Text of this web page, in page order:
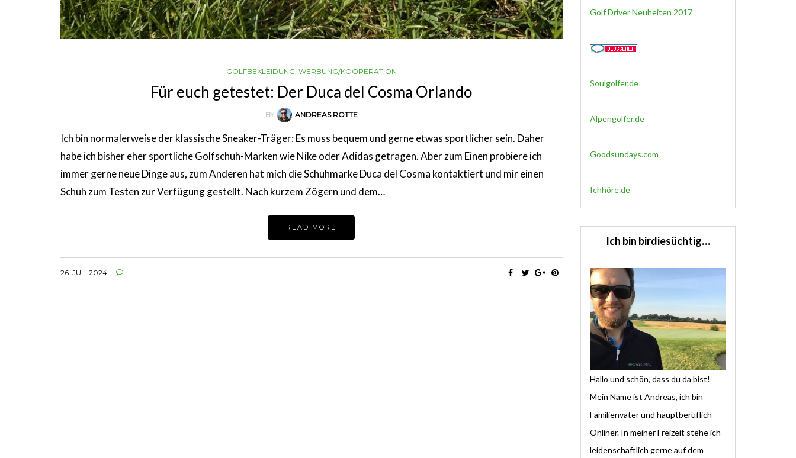
GOLFBEKLEIDUNG WERBUNG/KOOPERATION
Für euch getestet: Der Duca del Cosma Orlando
BY ANDREAS ROTTE
Ich bin normalerweise der klassische Sneaker-Träger: Es muss bequem und gerne etwas sportlicher sein. Daher
habe ich bisher eher sportliche Golfschuh-Marken wie Nike oder Adidas getragen. Aber zum Einen probiere ich
immer gerne neue Dinge aus, zum Anderen hat mich die Schuhmarke Duca del Cosma kontaktiert und mir einen
Schuh zum Testen zur Verfügung gestellt. Nach kurzem Zögern und dem…
READ MORE
26. JULI 2024
Golf Driver Neuheiten 2017
Soulgolfer.de
Alpengolfer.de
Goodsundays.com
Ichhöre.de
Ich bin birdiesüchtig…
Hallo und schön, dass du da bist!
Mein Name ist Andreas, ich bin
Familienvater und hauptberuflich
Onliner. In meiner Freizeit stehe ich
leidenschaftlich gerne auf dem